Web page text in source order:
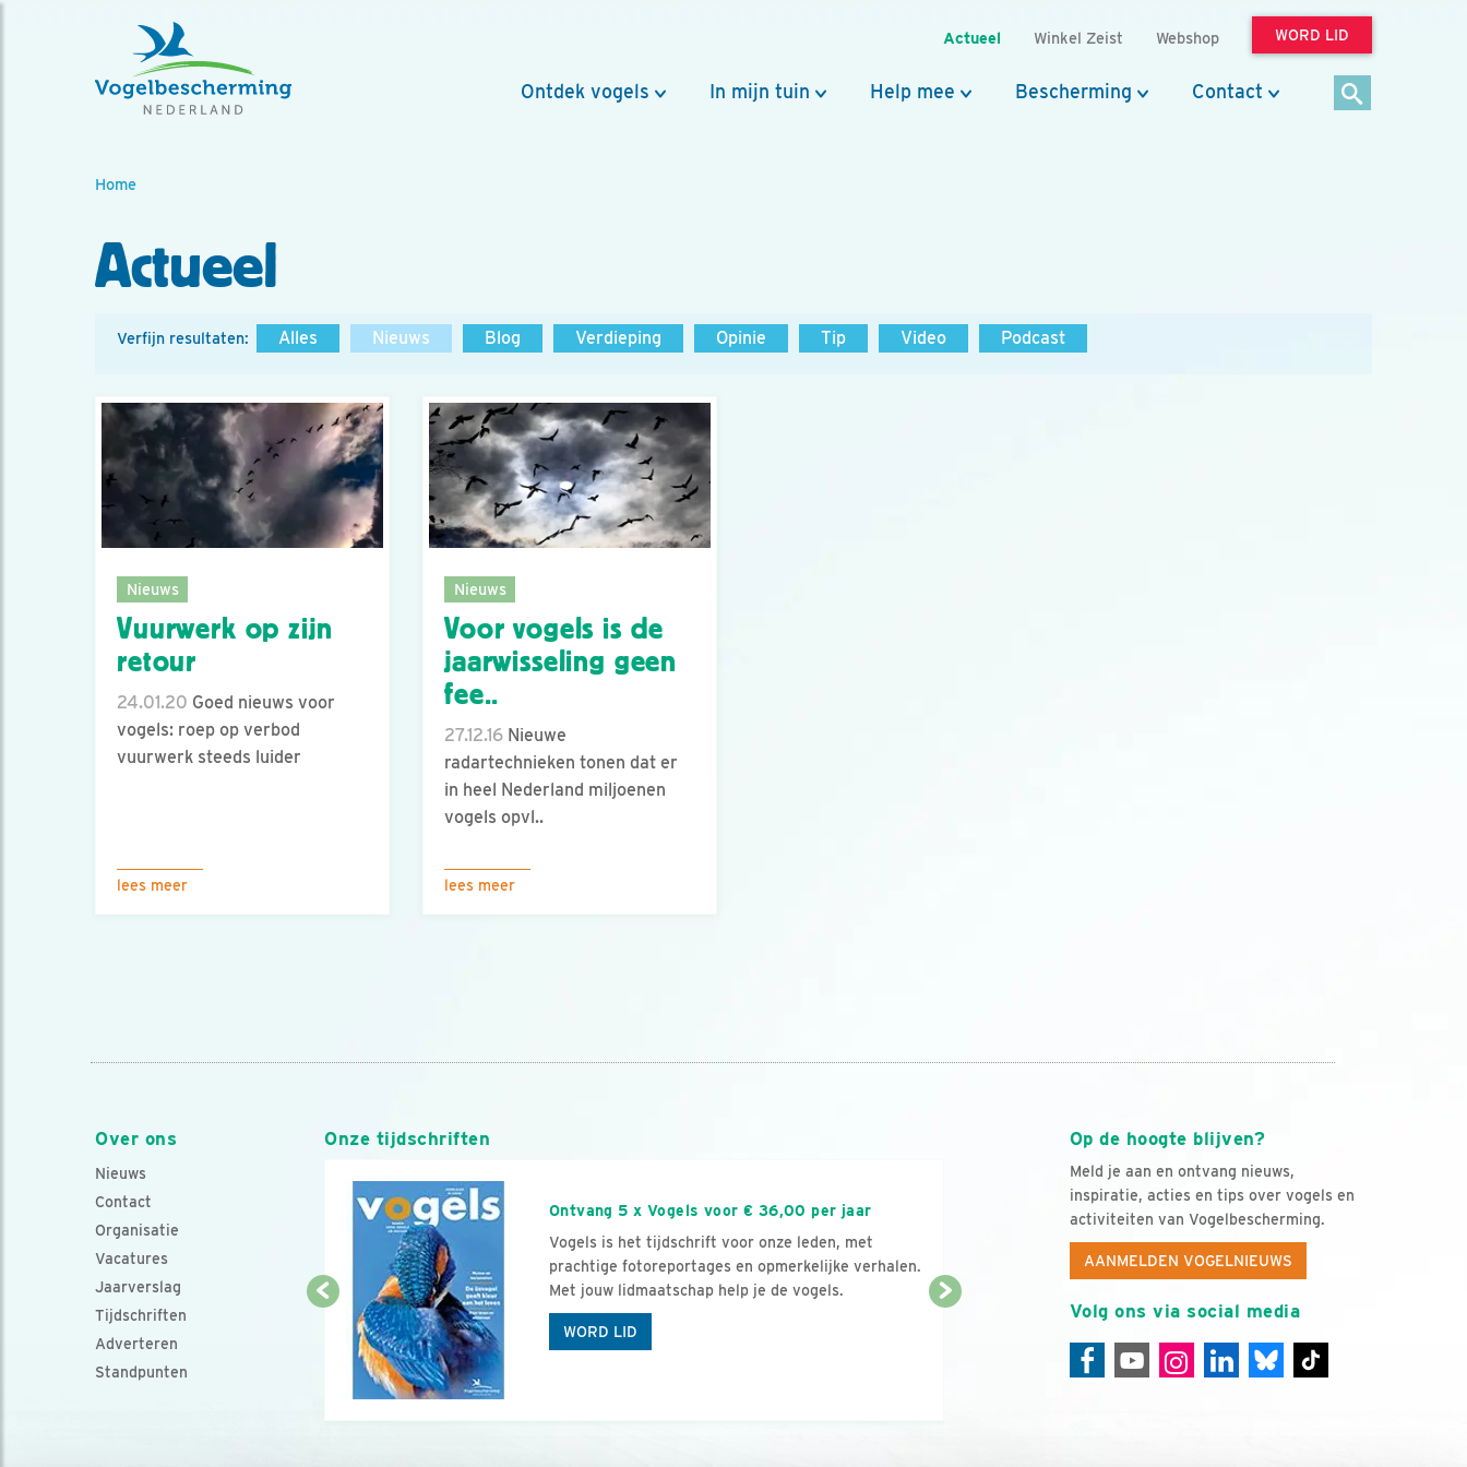
Actueel Winkel Zeist Webshop WORD LID
Ontdek vogels In mijn tuin Help mee Bescherming Contact
Home
Actueel
Verfijn resultaten: Alles Nieuws Blog Verdieping Opinie Tip Video Podcast
Nieuws
Vuurwerk op zijn
retour
24.01.20 Goed nieuws voor
vogels: roep op verbod
vuurwerk steeds luider
lees meer
Nieuws
Voor vogels is de
jaarwisseling geen
fee..
27.12.16 Nieuwe
radartechnieken tonen dat er
in heel Nederland miljoenen
vogels opvl..
lees meer
Over ons
Nieuws
Contact
Organisatie
Vacatures
Jaarverslag
Tijdschriften
Adverteren
Standpunten
Op de hoogte blijven?
Meld je aan en ontvang nieuws,
inspiratie, acties en tips over vogels en
activiteiten van Vogelbescherming.
AANMELDEN VOGELNIEUWS
Volg ons via social media
Onze tijdschriften
Ontvang 5 x Vogels voor € 36,00 per jaar
Vogels is het tijdschrift voor onze leden, met
prachtige fotoreportages en opmerkelijke verhalen.
Met jouw lidmaatschap help je de vogels.
WORD LID